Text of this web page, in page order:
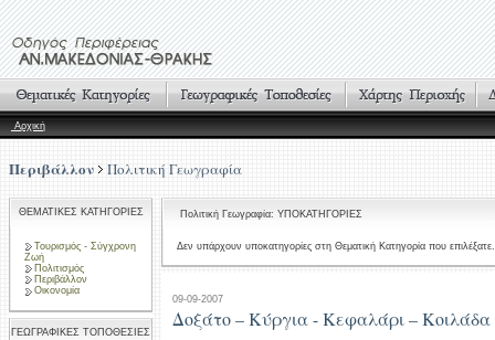
Αρχική
Περιβάλλον Πολιτική Γεωγραφία
ΘΕΜΑΤΙΚΕΣ ΚΑΤΗΓΟΡΙΕΣ
Τουρισμός - Σύγχρονη
Ζωή
Πολιτισμός
Περιβάλλον
Οικονομία
ΓΕΩΓΡΑΦΙΚΕΣ ΤΟΠΟΘΕΣΙΕΣ
Πολιτική Γεωγραφία: ΥΠΟΚΑΤΗΓΟΡΙΕΣ
Δεν υπάρχουν υποκατηγορίες στη Θεματική Κατηγορία που επιλέξατε.
09-09-2007
Δοξάτο – Κύργια - Κεφαλάρι –